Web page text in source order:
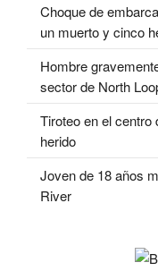
Choque de
un muerto y cinco
Hombre
sector de North
Tiroteo en el centro
herido
Joven de 18 años
River